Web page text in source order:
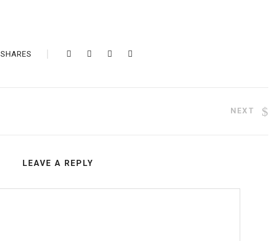
SHARES
NEXT
LEAVE A REPLY